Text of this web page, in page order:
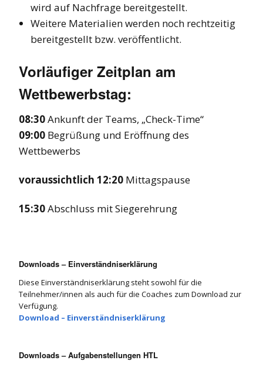
wird auf Nachfrage bereitgestellt.
Weitere Materialien werden noch rechtzeitig
bereitgestellt bzw. veröffentlicht.
Vorläufiger Zeitplan am
Wettbewerbstag:
08:30Ankunft der Teams, „Check-Time“
09:00 Begrüßung und Eröffnung des
Wettbewerbs
voraussichtlich 12:20 Mittagspause
15:30Abschluss mit Siegerehrung
Downloads – Einverständniserklärung
Diese Einverständniserklärung steht sowohl für die
Teilnehmer/innen als auch für die Coaches zum Download zur
Verfügung.
Download – Einverständniserklärung
Downloads – Aufgabenstellungen HTL